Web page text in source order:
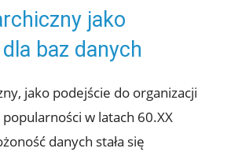
jako
baz ⁣danych
‍jako‍ podejście do organizacji
popularności w latach 60.XX
danych stała się